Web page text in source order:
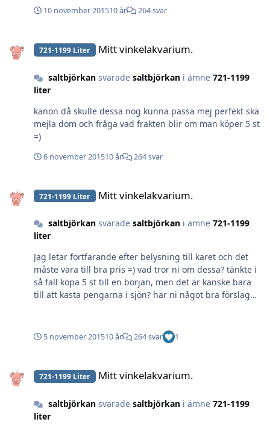
10 november 201510 år 264 svar
721-1199 Liter Mitt vinkelakvarium.
saltbjörkansvarade saltbjörkani ämne 721-1199
liter
kanon då skulle dessa nog kunna passa mej perfekt ska
mejla dom och fråga vad frakten blir om man köper 5 st
=)
6 november 201510 år 264 svar
721-1199 Liter Mitt vinkelakvarium.
saltbjörkansvarade saltbjörkani ämne 721-1199
liter
Jag letar fortfarande efter belysning till karet och det
måste vara till bra pris =) vad tror ni om dessa? tänkte i
så fall köpa 5 st till en början, men det är kanske bara
till att kasta pengarna i sjön? har ni något bra förslag
början..http://www.ebay.com/itm/MarsAqua-3PCS-
Dimmable-165W-LED-Aquarium-Light-full-spectrum-
hash=item33a763853e:g:M8MAAOSwHjNV77DW
5 november 201510 år 264 svar 1
721-1199 Liter Mitt vinkelakvarium.
saltbjörkansvarade saltbjörkani ämne 721-1199
liter